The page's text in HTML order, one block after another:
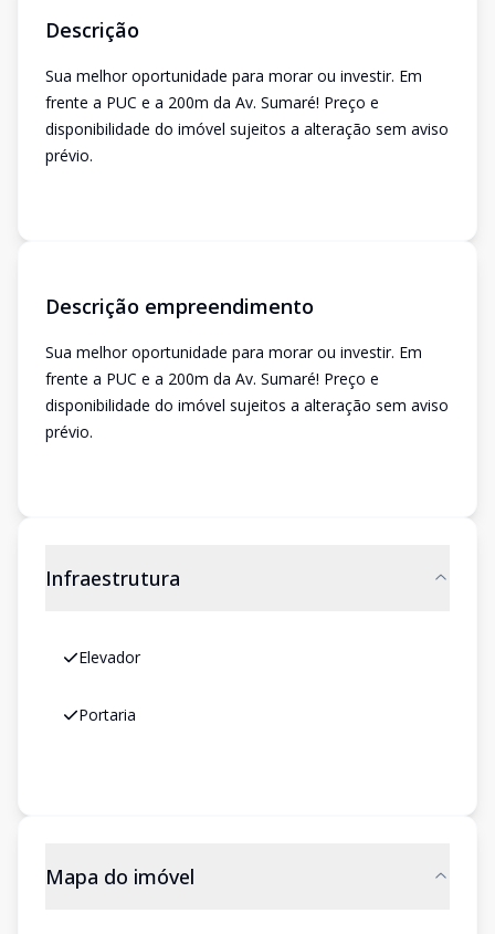
Descrição
Sua melhor oportunidade para morar ou investir. Em
frente a PUC e a 200m da Av. Sumaré! Preço e
disponibilidade do imóvel sujeitos a alteração sem aviso
prévio.
Descrição empreendimento
Sua melhor oportunidade para morar ou investir. Em
frente a PUC e a 200m da Av. Sumaré! Preço e
disponibilidade do imóvel sujeitos a alteração sem aviso
prévio.
Infraestrutura
Elevador
Portaria
Mapa do imóvel